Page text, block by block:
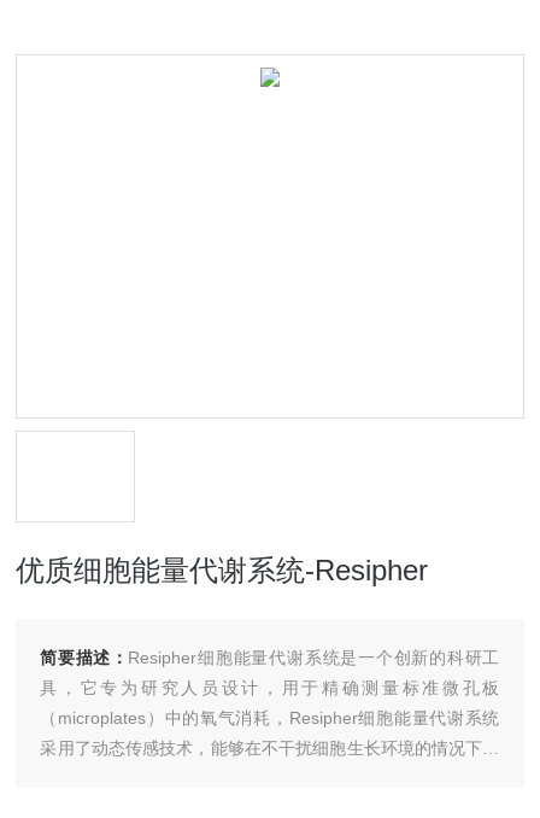
优质细胞能量代谢系统-Resipher
简要描述： Resipher细胞能量代谢系统是一个创新的科研工
具，它专为研究人员设计，用于精确测量标准微孔板
（microplates）中的氧气消耗，Resipher细胞能量代谢系统
采用了动态传感技术，能够在不干扰细胞生长环境的情况下，